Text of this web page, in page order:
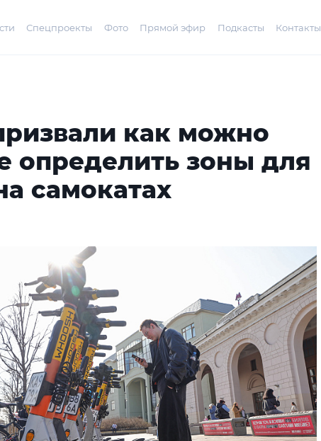
Спецпроекты Фото Прямой эфир Подкасты Контакты
как можно
определить зоны для
самокатах